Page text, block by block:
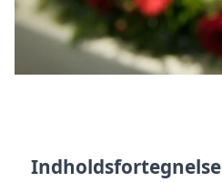
Indholdsfortegnelse